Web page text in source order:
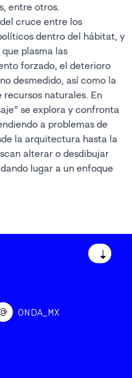
entre otros.
cruce entre los
dentro del hábitat, y
plasma las
forzado, el deterioro
desmedido, así como la
naturales. En
se explora y confronta
a problemas de
la arquitectura hasta la
alterar o desdibujar
lugar a un enfoque
↓
ONDA_MX